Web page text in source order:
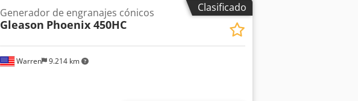
Clasificado
Warren 9.214 km
Generador de engranajes cónicos
Gleason Phoenix 450HC